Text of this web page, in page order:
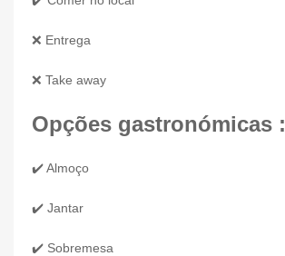
❌ Entrega
❌ Take away
Opções gastronómicas :
✔️ Almoço
✔️ Jantar
✔️ Sobremesa